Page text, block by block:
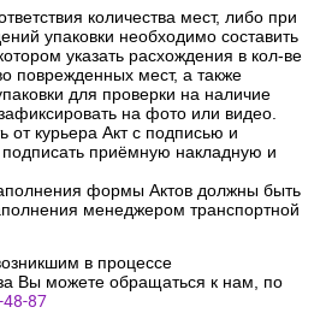
количества мест, либо при
упаковки необходимо составить
указать расхождения в кол-ве
поврежденных мест, а также
для проверки на наличие
на фото или видео.
от курьера Акт с подписью и
подписать приёмную накладную и
формы Актов должны быть
менеджером транспортной
в процессе
Вы можете обращаться к нам, по
87